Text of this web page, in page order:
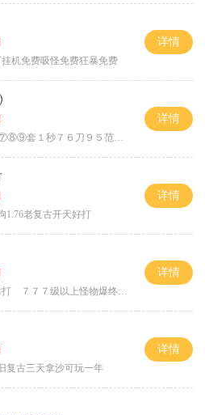
机免费吸怪免费狂暴免费
详情
套１秒７６刀９５范围捡
详情
1.76老复古开天好打
详情
７７７级以上怪物爆终极 ＞
详情
复古三天拿沙可玩一年
详情